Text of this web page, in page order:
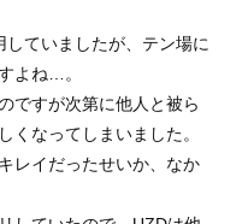
ていましたが、テン場に
よね…。
ですが次第に他人と被ら
くなってしまいました。
レイだったせいか、なか